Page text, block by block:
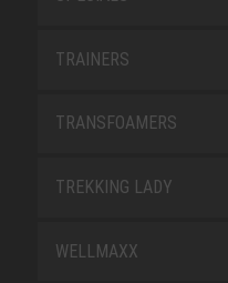
TRAINERS
TRANSFOAMERS
TREKKING LADY
WELLMAXX